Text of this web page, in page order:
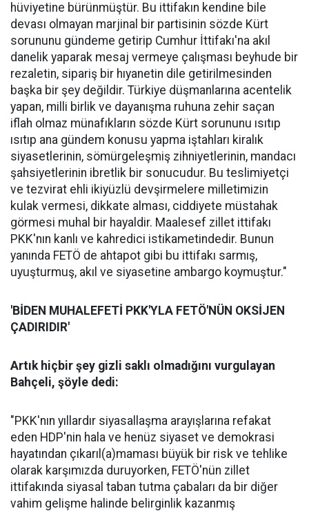
hüviyetine bürünmüştür. Bu ittifakın kendine bile
devası olmayan marjinal bir partisinin sözde Kürt
sorununu gündeme getirip Cumhur İttifakı'na akıl
danelik yaparak mesaj vermeye çalışması beyhude bir
rezaletin, sipariş bir hıyanetin dile getirilmesinden
başka bir şey değildir. Türkiye düşmanlarına acentelik
yapan, milli birlik ve dayanışma ruhuna zehir saçan
iflah olmaz münafıkların sözde Kürt sorununu ısıtıp
ısıtıp ana gündem konusu yapma iştahları kiralık
siyasetlerinin, sömürgeleşmiş zihniyetlerinin, mandacı
şahsiyetlerinin ibretlik bir sonucudur. Bu teslimiyetçi
ve tezvirat ehli ikiyüzlü devşirmelere milletimizin
kulak vermesi, dikkate alması, ciddiyete müstahak
görmesi muhal bir hayaldir. Maalesef zillet ittifakı
PKK'nın kanlı ve kahredici istikametindedir. Bunun
yanında FETÖ de ahtapot gibi bu ittifakı sarmış,
uyuşturmuş, akıl ve siyasetine ambargo koymuştur."
'BİDEN MUHALEFETİ PKK'YLA FETÖ'NÜN OKSİJEN
ÇADIRIDIR'
Artık hiçbir şey gizli saklı olmadığını vurgulayan
Bahçeli, şöyle dedi:
"PKK'nın yıllardır siyasallaşma arayışlarına refakat
eden HDP'nin hala ve henüz siyaset ve demokrasi
hayatından çıkarıl(a)maması büyük bir risk ve tehlike
olarak karşımızda duruyorken, FETÖ'nün zillet
ittifakında siyasal taban tutma çabaları da bir diğer
vahim gelişme halinde belirginlik kazanmış